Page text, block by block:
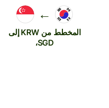
←
المخطط من KRW إلى
SGD،